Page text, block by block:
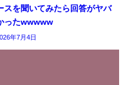
スを聞いてみたら回答がヤバ
ったwwwww
年7月4日